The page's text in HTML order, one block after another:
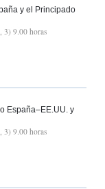
y el Principado
3) 9.00 horas
España–EE.UU. y
3) 9.00 horas